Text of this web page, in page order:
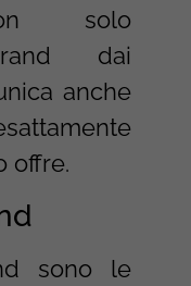
solo
dai
anche
offre.
sono le